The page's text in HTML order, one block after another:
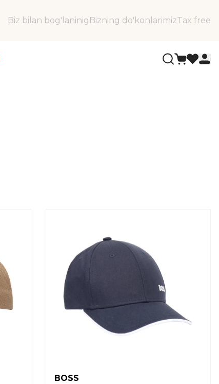
Biz bilan bog'laninig Bizning do'konlarimizTax free
BOSS